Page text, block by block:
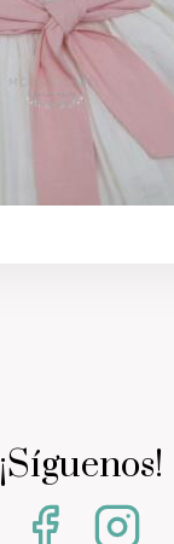
¡Síguenos!